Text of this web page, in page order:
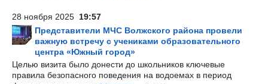
28 ноября 2025 19:57
Представители МЧС Волжского района провели
важную встречу с учениками образовательного
центра «Южный город»
Целью визита было донести до школьников ключевые
правила безопасного поведения на водоемах в период